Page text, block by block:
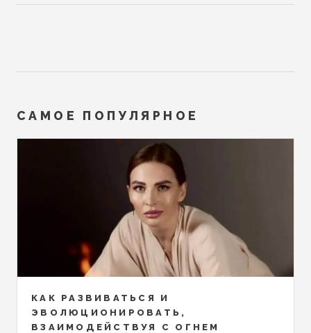
САМОЕ ПОПУЛЯРНОЕ
КАК РАЗВИВАТЬСЯ И
ЭВОЛЮЦИОНИРОВАТЬ,
ВЗАИМОДЕЙСТВУЯ С ОГНЕМ